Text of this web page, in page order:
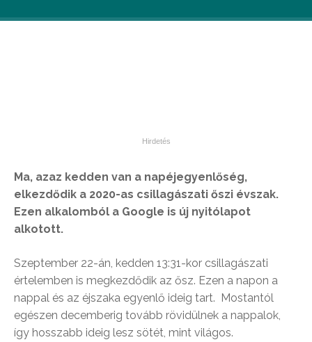
Ma, azaz kedden van a napéjegyenlőség,
elkezdődik a 2020-as csillagászati őszi évszak.
Ezen alkalomból a Google is új nyitólapot
alkotott.
Szeptember 22-án, kedden 13:31-kor csillagászati
értelemben is megkezdődik az ősz. Ezen a napon a
nappal és az éjszaka egyenlő ideig tart. Mostantól
egészen decemberig tovább rövidülnek a nappalok,
így hosszabb ideig lesz sötét, mint világos.